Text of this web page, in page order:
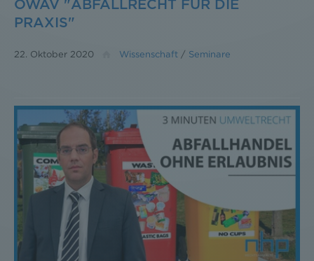
ÖWAV "ABFALLRECHT FÜR DIE
PRAXIS"
22. Oktober 2020 Wissenschaft / Seminare